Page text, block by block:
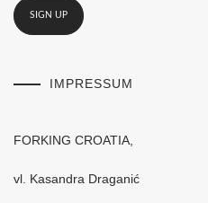
IMPRESSUM
FORKING CROATIA,
vl. Kasandra Draganić